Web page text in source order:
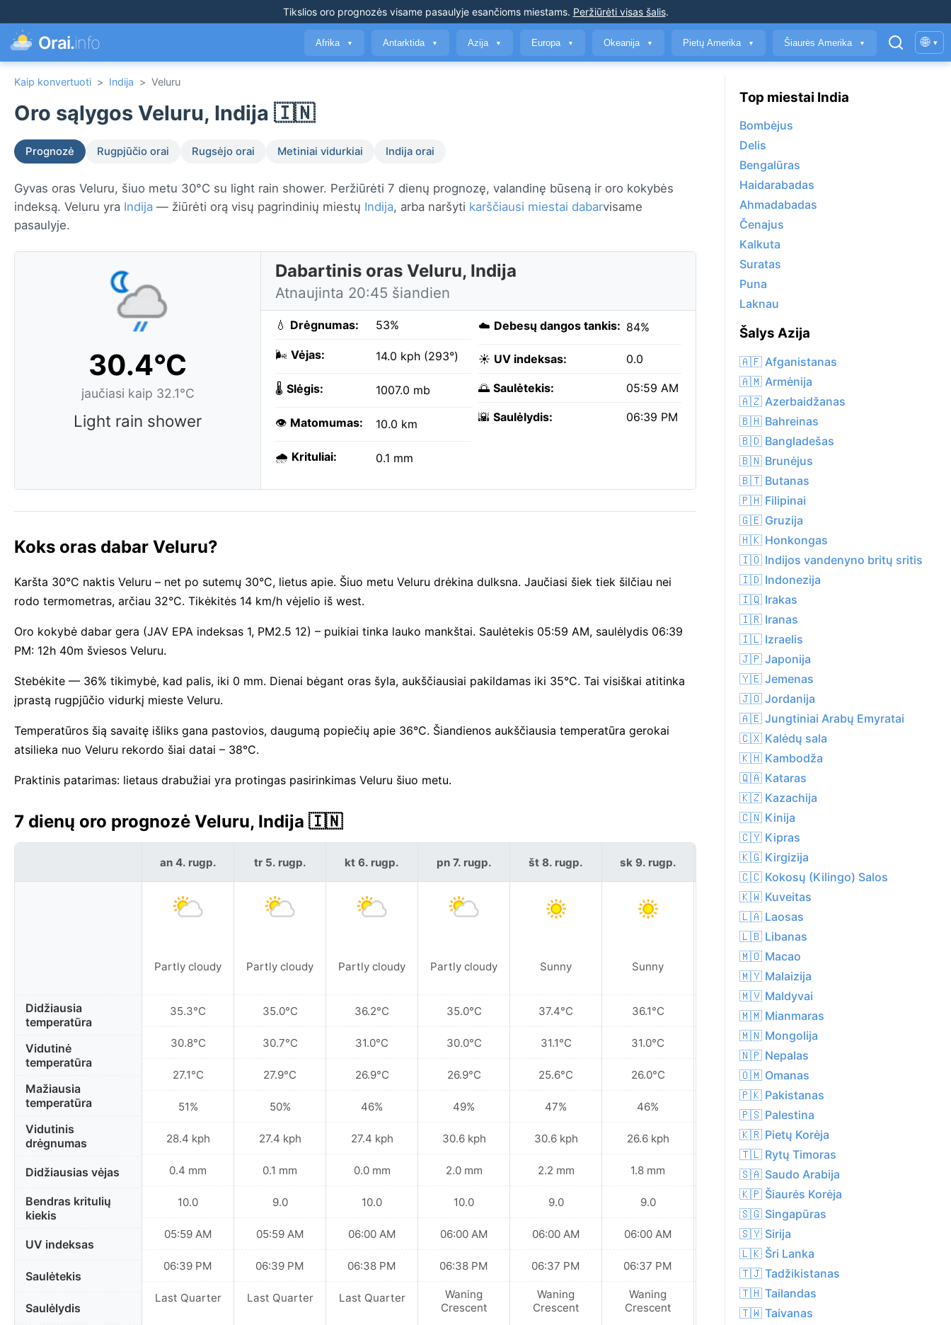
Tikslios oro prognozėsvisame pasaulyje esančioms miestams. Peržiūrėti visas šalis.
Orai.info Afrika ▼ Antarktida ▼ Azija ▼ Europa ▼ Okeanija ▼ Pietų Amerika ▼ Šiaurės Amerika ▼ 🌐 ▾
Kaip konvertuoti > Indija > Veluru
Oro sąlygos Veluru, Indija 🇮🇳
Prognozė Rugpjūčio orai Rugsėjo orai Metiniai vidurkiai Indija orai
Gyvas oras Veluru, šiuo metu 30°C su light rain shower. Peržiūrėti 7 dienų prognozę, valandinę būseną ir oro kokybės
indeksą. Veluru yra Indija — žiūrėti orą visų pagrindinių miestų Indija, arba naršyti karščiausi miestai dabarvisame
pasaulyje.
30.4°C
jaučiasi kaip 32.1°C
Light rain shower
Dabartinis oras Veluru, Indija
Atnaujinta 20:45 šiandien
💧 Drėgnumas: 53%
🌬️ Vėjas: 14.0 kph (293°)
🌡️ Slėgis: 1007.0 mb
👁️ Matomumas: 10.0 km
🌧️ Krituliai: 0.1 mm
☁️ Debesų dangos tankis: 84%
☀️ UV indeksas: 0.0
🌅 Saulėtekis: 05:59 AM
🌇 Saulėlydis: 06:39 PM
Koks oras dabar Veluru?
Karšta 30°C naktis Veluru – net po sutemų 30°C, lietus apie. Šiuo metu Veluru drėkina dulksna. Jaučiasi šiek tiek šilčiau nei
rodo termometras, arčiau 32°C. Tikėkitės 14 km/h vėjelio iš west.
Oro kokybė dabar gera (JAV EPA indeksas 1, PM2.5 12) – puikiai tinka lauko mankštai. Saulėtekis 05:59 AM, saulėlydis 06:39
PM: 12h 40m šviesos Veluru.
Stebėkite — 36% tikimybė, kad palis, iki 0 mm. Dienai bėgant oras šyla, aukščiausiai pakildamas iki 35°C. Tai visiškai atitinka
įprastą rugpjūčio vidurkį mieste Veluru.
Temperatūros šią savaitę išliks gana pastovios, daugumą popiečių apie 36°C. Šiandienos aukščiausia temperatūra gerokai
atsilieka nuo Veluru rekordo šiai datai – 38°C.
Praktinis patarimas: lietaus drabužiai yra protingas pasirinkimas Veluru šiuo metu.
7 dienų oro prognozė Veluru, Indija 🇮🇳
Didžiausia
temperatūra
Vidutinė
temperatūra
Mažiausia
temperatūra
Vidutinis
drėgnumas
Didžiausias vėjas
Bendras kritulių
kiekis
UV indeksas
Saulėtekis
Saulėlydis
an 4. rugp.
Partly cloudy
35.3°C
30.8°C
27.1°C
51%
28.4 kph
0.4 mm
10.0
05:59 AM
06:39 PM
Last Quarter
tr 5. rugp.
Partly cloudy
35.0°C
30.7°C
27.9°C
50%
27.4 kph
0.1 mm
9.0
05:59 AM
06:39 PM
Last Quarter
kt 6. rugp.
Partly cloudy
36.2°C
31.0°C
26.9°C
46%
27.4 kph
0.0 mm
10.0
06:00 AM
06:38 PM
Last Quarter
pn 7. rugp.
Partly cloudy
35.0°C
30.0°C
26.9°C
49%
30.6 kph
2.0 mm
10.0
06:00 AM
06:38 PM
Waning
Crescent
št 8. rugp.
Sunny
37.4°C
31.1°C
25.6°C
47%
30.6 kph
2.2 mm
9.0
06:00 AM
06:37 PM
Waning
Crescent
sk 9. rugp.
Sunny
36.1°C
31.0°C
26.0°C
46%
26.6 kph
1.8 mm
9.0
06:00 AM
06:37 PM
Waning
Crescent
pr 10. rugp.
37.8°C
30.7°C
24.9°C
50%
25.6 kph
1.6 mm
9.0
06:00 AM
06:36 PM
New Moon
Top miestai India
Bombėjus
Delis
Bengalūras
Haidarabadas
Ahmadabadas
Čenajus
Kalkuta
Suratas
Puna
Laknau
Šalys Azija
🇦🇫 Afganistanas
🇦🇲 Armėnija
🇦🇿 Azerbaidžanas
🇧🇭 Bahreinas
🇧🇩 Bangladešas
🇧🇳 Brunėjus
🇧🇹 Butanas
🇵🇭 Filipinai
🇬🇪 Gruzija
🇭🇰 Honkongas
🇮🇴 Indijos vandenyno britų sritis
🇮🇩 Indonezija
🇮🇶 Irakas
🇮🇷 Iranas
🇮🇱 Izraelis
🇯🇵 Japonija
🇾🇪 Jemenas
🇯🇴 Jordanija
🇦🇪 Jungtiniai Arabų Emyratai
🇨🇽 Kalėdų sala
🇰🇭 Kambodža
🇶🇦 Kataras
🇰🇿 Kazachija
🇨🇳 Kinija
🇨🇾 Kipras
🇰🇬 Kirgizija
🇨🇨 Kokosų (Kilingo) Salos
🇰🇼 Kuveitas
🇱🇦 Laosas
🇱🇧 Libanas
🇲🇴 Macao
🇲🇾 Malaizija
🇲🇻 Maldyvai
🇲🇲 Mianmaras
🇲🇳 Mongolija
🇳🇵 Nepalas
🇴🇲 Omanas
🇵🇰 Pakistanas
🇵🇸 Palestina
🇰🇷 Pietų Korėja
🇹🇱 Rytų Timoras
🇸🇦 Saudo Arabija
🇰🇵 Šiaurės Korėja
🇸🇬 Singapūras
🇸🇾 Sirija
🇱🇰 Šri Lanka
🇹🇯 Tadžikistanas
🇹🇭 Tailandas
🇹🇼 Taivanas